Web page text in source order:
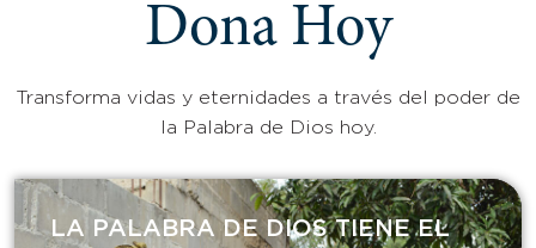
Dona Hoy
Transforma vidas y eternidades a través del poder de
la Palabra de Dios hoy.
LA PALABRA DE DIOS TIENE EL